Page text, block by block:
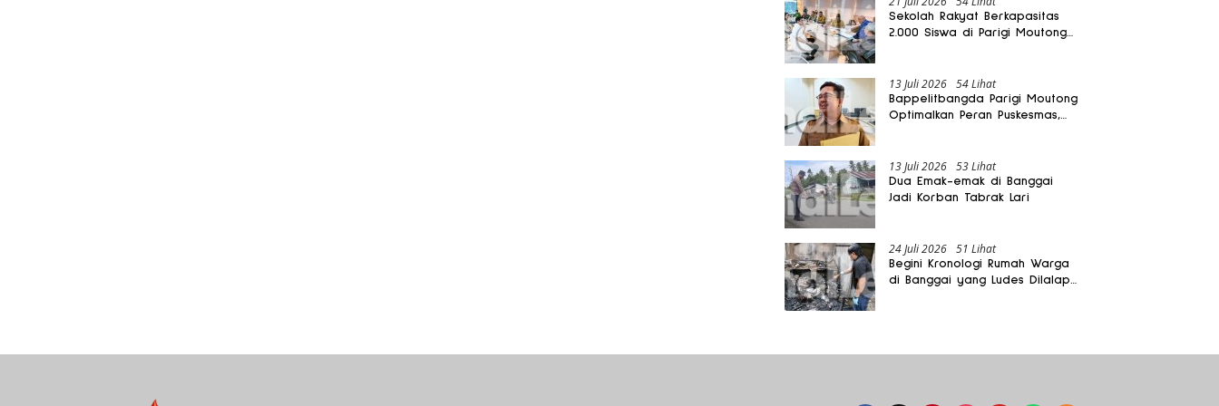
Sekolah Rakyat Berkapasitas
2.000 Siswa di Parigi Moutong
13 Juli 2026 54 Lihat
Bappelitbangda Parigi Moutong
Optimalkan Peran Puskesmas,
13 Juli 2026 53 Lihat
Dua Emak-emak di Banggai
Jadi Korban Tabrak Lari
24 Juli 2026 51 Lihat
Begini Kronologi Rumah Warga
di Banggai yang Ludes Dilalap